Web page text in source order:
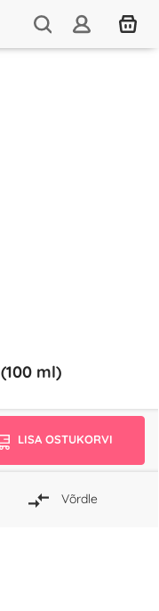
ml)
LISA OSTUKORVI
Võrdle